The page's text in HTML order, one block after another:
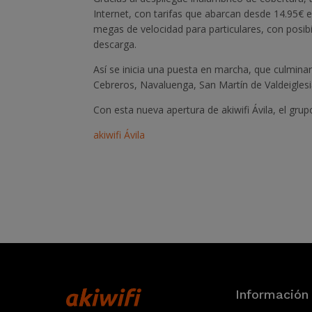
Internet, con tarifas que abarcan desde
megas de velocidad para particulares, con
descarga.
Así se inicia una puesta en marcha, que
Cebreros, Navaluenga, San Martín de
Con esta nueva apertura de akiwifi Ávila, el
akiwifi Ávila